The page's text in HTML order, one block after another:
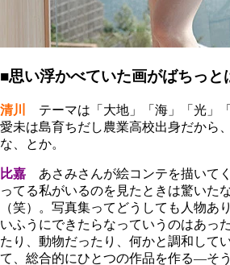
■思い浮かべていた画がばちっと
清川
テーマは「大地」「海」「光」
愛未は島育ちだし農業高校出身だから
な、とか。
比嘉 あさみさんが絵コンテを描いて
ってる私がいるのを見たときは驚いた
（笑）。写真集ってどうしても人物あ
いふうにできたらなっていうのはあっ
たり、動物だったり、何かと調和して
て、総合的にひとつの作品を作る―そ